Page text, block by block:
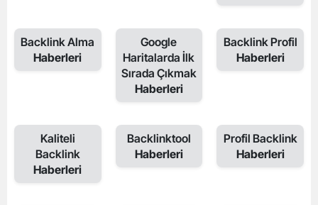
Backlink Alma
Haberleri
Google
Haritalarda İlk
Sırada Çıkmak
Haberleri
Backlink Profil
Haberleri
Kaliteli
Backlink
Haberleri
Backlinktool
Haberleri
Profil Backlink
Haberleri